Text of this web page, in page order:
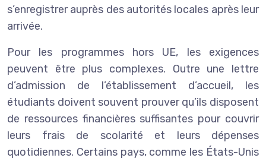
s’enregistrer auprès des autorités locales après leur
arrivée.
Pour les programmes hors UE, les exigences
peuvent être plus complexes. Outre une lettre
d’admission de l’établissement d’accueil, les
étudiants doivent souvent prouver qu’ils disposent
de ressources financières suffisantes pour couvrir
leurs frais de scolarité et leurs dépenses
quotidiennes. Certains pays, comme les États-Unis